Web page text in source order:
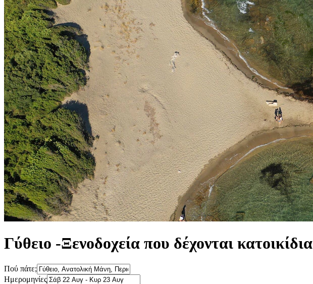
Γύθειο -Ξενοδοχεία που δέχονται κατοικίδια
Πού πάτε;
Ημερομηνίες